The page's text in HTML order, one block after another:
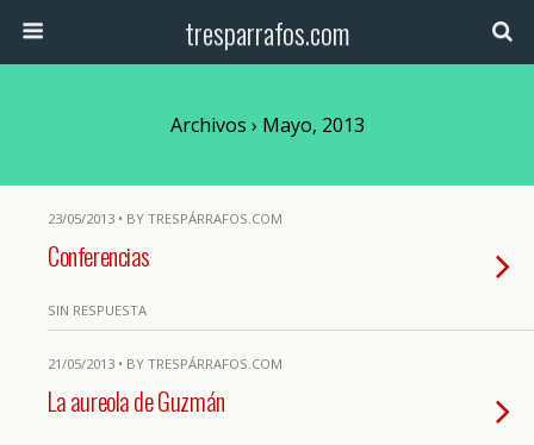
tresparrafos.com
Archivos › Mayo, 2013
23/05/2013 • BY TRESPÁRRAFOS.COM
Conferencias
SIN RESPUESTA
21/05/2013 • BY TRESPÁRRAFOS.COM
La aureola de Guzmán